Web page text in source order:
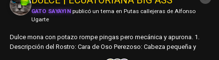
GATO SAYAYINpublicó un tema en Putas callejeras de Alfonso
Ugarte
Dulce mona con potazo rompe pingas pero mecánica y apurona. 1.
Descripción del Rostro: Cara de Oso Perezoso: Cabeza pequeña y